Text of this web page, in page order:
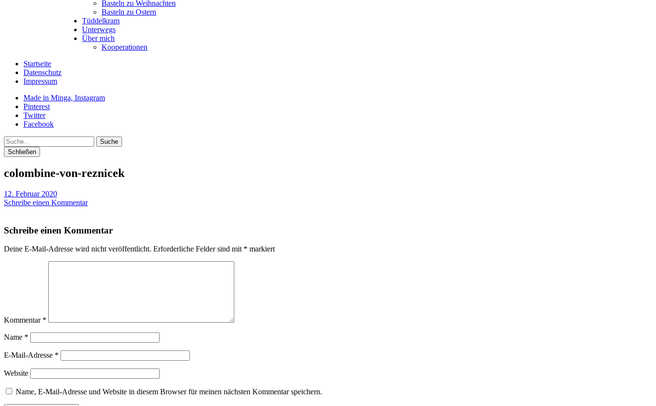
Basteln zu Weihnachten
Basteln zu Ostern
Tüddelkram
Unterwegs
Über mich
Kooperationen
Startseite
Datenschutz
Impressum
Made in Minga, Instagram
Pinterest
Twitter
Facebook
Suche
Schließen
colombine-von-reznicek
12. Februar 2020
Schreibe einen Kommentar
Schreibe einen Kommentar
Deine E-Mail-Adresse wird nicht veröffentlicht. Erforderliche Felder sind mit * markiert
Kommentar *
Name *
E-Mail-Adresse *
Website
Name, E-Mail-Adresse und Website in diesem Browser für meinen nächsten Kommentar speichern.